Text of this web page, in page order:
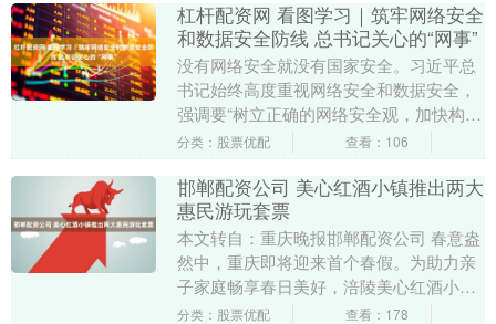
杠杆配资网 看图学习｜筑牢网络安全
和数据安全防线 总书记关心的“网事”
没有网络安全就没有国家安全。习近平总
书记始终高度重视网络安全和数据安全，
强调要“树立正确的网络安全观，加快构建
关键信息基础设施安全保障体系”，指出维
分类：股票优配 查看：106
邯郸配资公司 美心红酒小镇推出两大
惠民游玩套票
本文转自：重庆晚报邯郸配资公司 春意盎
然中，重庆即将迎来首个春假。为助力亲
子家庭畅享春日美好，涪陵美心红酒小镇
推出两大惠民游玩套票，以超高性价比、
分类：股票优配 查看：178